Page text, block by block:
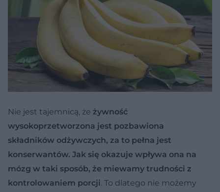
Nie jest tajemnicą, że żywność
wysokoprzetworzona jest pozbawiona
składników odżywczych, za to pełna jest
konserwantów. Jak się okazuje wpływa ona na
mózg w taki sposób, że miewamy trudności z
kontrolowaniem porcji. To dlatego nie możemy